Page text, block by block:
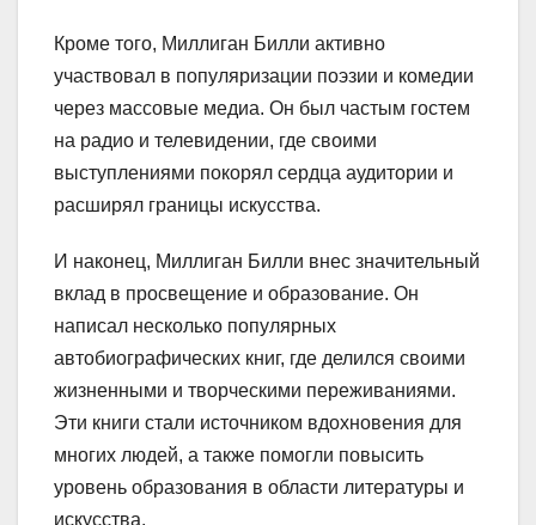
Кроме того, Миллиган Билли активно
участвовал в популяризации поэзии и комедии
через массовые медиа. Он был частым гостем
на радио и телевидении, где своими
выступлениями покорял сердца аудитории и
расширял границы искусства.
И наконец, Миллиган Билли внес значительный
вклад в просвещение и образование. Он
написал несколько популярных
автобиографических книг, где делился своими
жизненными и творческими переживаниями.
Эти книги стали источником вдохновения для
многих людей, а также помогли повысить
уровень образования в области литературы и
искусства.